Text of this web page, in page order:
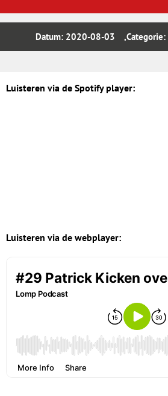
Datum: 2020-08-03 ,Categorie:
Luisteren via de Spotify player:
Luisteren via de webplayer: